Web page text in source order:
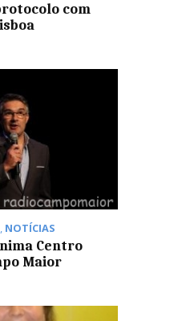
com
, NOTÍCIAS
Centro
Maior